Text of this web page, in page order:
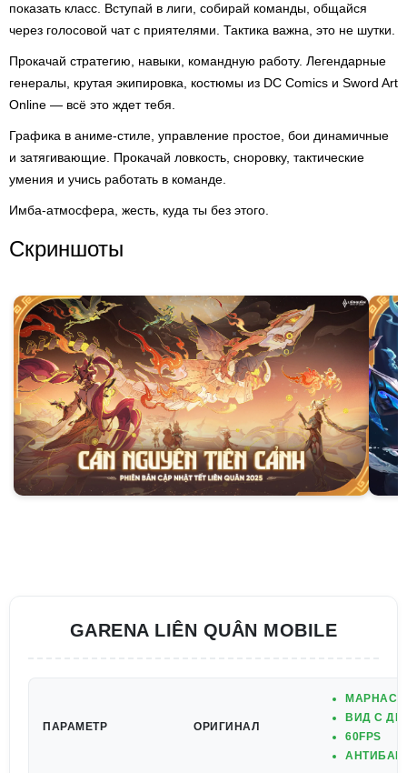
показать класс. Вступай в лиги, собирай команды, общайся
через голосовой чат с приятелями. Тактика важна, это не шутки.
Прокачай стратегию, навыки, командную работу. Легендарные
генералы, крутая экипировка, костюмы из DC Comics и Sword Art
Online — всё это ждет тебя.
Графика в аниме-стиле, управление простое, бои динамичные
и затягивающие. Прокачай ловкость, сноровку, тактические
умения и учись работать в команде.
Имба-атмосфера, жесть, куда ты без этого.
Скриншоты
GARENA LIÊN QUÂN MOBILE
ПАРАМЕТР ОРИГИНАЛ
MAPHACK
ВИД С
60FPS
АНТИБАН